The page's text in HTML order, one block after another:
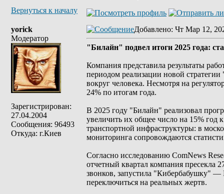
Вернуться к началу
yorick
Модератор
Зарегистрирован:
27.04.2004
Сообщения: 96493
Откуда: г.Киев
Добавлено: Чт Мар 12,
"Билайн" подвел итоги 2025 года:
Компания представила результаты
периодом реализации новой
вокруг человека. Несмотря на
24% по итогам года.
В 2025 году "Билайн" реализовал
увеличить их общее число на 15% год
транспортной инфраструктуры: в
мониторинга сопровождаются
Согласно исследованию ComNews
отчетный квартал компания пресекла
звонков, запустила "Кибербабушку"
переключиться на реальных жертв.